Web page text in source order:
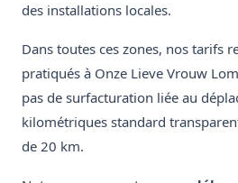
des installations locales.
Dans toutes ces zones, nos tarifs
pratiqués à Onze Lieve Vrouw
pas de surfacturation liée au
kilométriques standard
de 20 km.